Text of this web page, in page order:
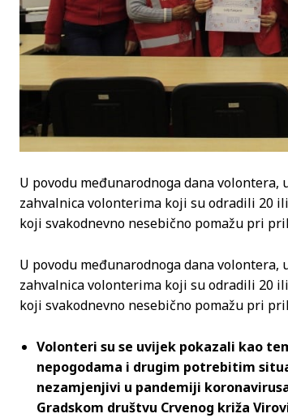
U povodu međunarodnoga dana
zahvalnica volonterima koji su odradili 20
koji svakodnevno nesebično pomažu pri
U povodu međunarodnoga dana
zahvalnica volonterima koji su odradili 20
koji svakodnevno nesebično pomažu pri
Volonteri su se uvijek pokazali kao
nepogodama i drugim potrebitim
nezamjenjivi u pandemiji
Gradskom društvu Crvenog križa